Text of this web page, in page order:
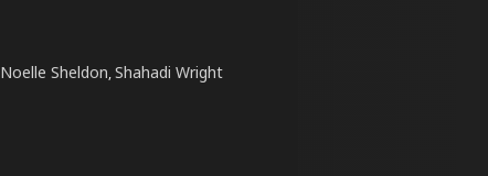
Noelle Sheldon,Shahadi Wright